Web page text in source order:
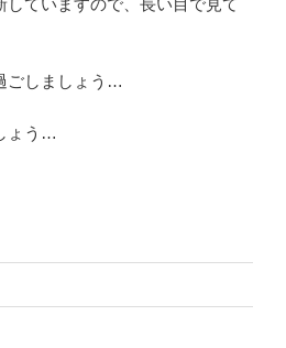
ごしましょう…
ょう…